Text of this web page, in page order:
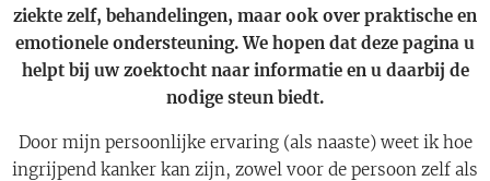
ziekte zelf, behandelingen, maar ook over praktische en
emotionele ondersteuning. We hopen dat deze pagina u
helpt bij uw zoektocht naar informatie en u daarbij de
nodige steun biedt.
Door mijn persoonlijke ervaring (als naaste) weet ik hoe
ingrijpend kanker kan zijn, zowel voor de persoon zelf als